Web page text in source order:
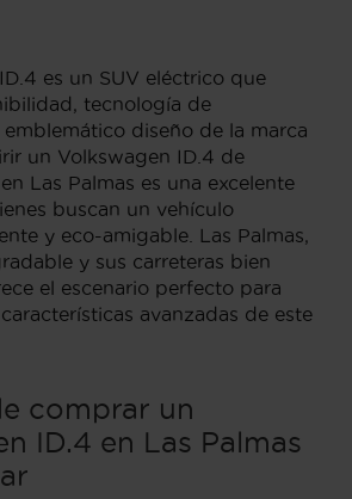
es un SUV eléctrico que
tecnología de
diseño de la marca
un Volkswagen ID.4 de
Las Palmas es una excelente
buscan un vehículo
y eco-amigable. Las Palmas,
y sus carreteras bien
el escenario perfecto para
avanzadas de este
comprar un
ID.4 en Las Palmas